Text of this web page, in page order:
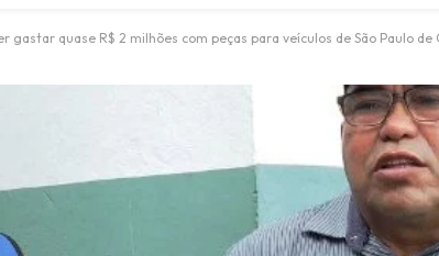
gastar quase R$ 2 milhões com peças para veículos de São Paulo de